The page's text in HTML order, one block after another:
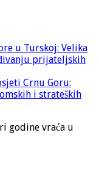
u Turskoj: Velika
prijateljskih
Crnu Goru:
i strateških
godine vraća u